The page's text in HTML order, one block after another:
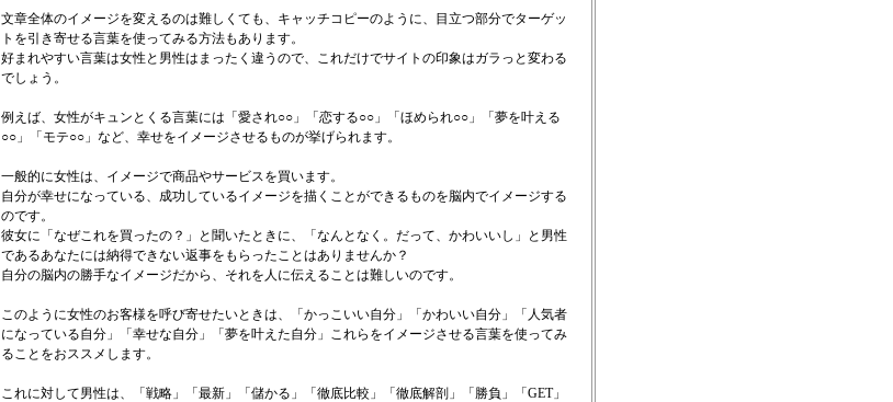
文章全体のイメージを変えるのは難しくても、キャッチコピーのように、目立つ部分でターゲッ
トを引き寄せる言葉を使ってみる方法もあります。
好まれやすい言葉は女性と男性はまったく違うので、これだけでサイトの印象はガラっと変わる
でしょう。
例えば、女性がキュンとくる言葉には「愛され○○」「恋する○○」「ほめられ○○」「夢を叶える
○○」「モテ○○」など、幸せをイメージさせるものが挙げられます。
一般的に女性は、イメージで商品やサービスを買います。
自分が幸せになっている、成功しているイメージを描くことができるものを脳内でイメージする
のです。
彼女に「なぜこれを買ったの？」と聞いたときに、「なんとなく。だって、かわいいし」と男性
であるあなたには納得できない返事をもらったことはありませんか？
自分の脳内の勝手なイメージだから、それを人に伝えることは難しいのです。
このように女性のお客様を呼び寄せたいときは、「かっこいい自分」「かわいい自分」「人気者
になっている自分」「幸せな自分」「夢を叶えた自分」これらをイメージさせる言葉を使ってみ
ることをおススメします。
これに対して男性は、「戦略」「最新」「儲かる」「徹底比較」「徹底解剖」「勝負」「GET」